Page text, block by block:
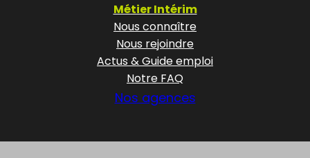
Métier Intérim
Nous connaître
Nous rejoindre
Actus & Guide emploi
Notre FAQ
Nos agences